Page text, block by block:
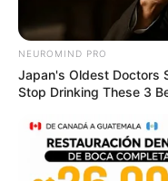
NEUROMIND PRO
Japan's Oldest Doctors
Stop Drinking These 3